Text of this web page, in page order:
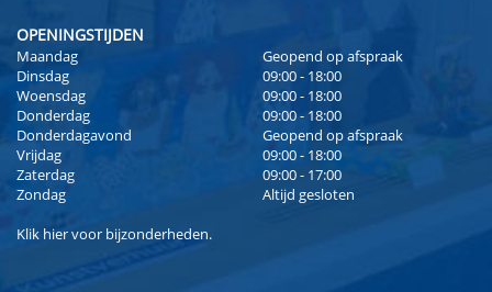
OPENINGSTIJDEN
Maandag
Geopend op afspraak
Dinsdag
09:00 - 18:00
Woensdag
09:00 - 18:00
Donderdag
09:00 - 18:00
Donderdagavond
Geopend op afspraak
Vrijdag
09:00 - 18:00
Zaterdag
09:00 - 17:00
Zondag
Altijd gesloten
Klik hiervoor bijzonderheden.